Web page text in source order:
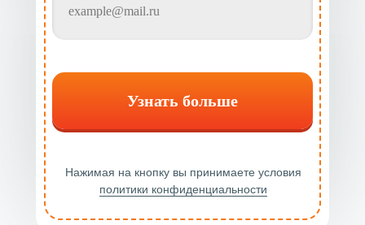
Узнать больше
Нажимая на кнопку вы принимаете условия
политики конфиденциальности